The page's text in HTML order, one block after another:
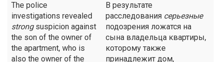
The police
investigations revealed
strongsuspicion against
the son of the owner of
the apartment, who is
also the owner of the
В результате
расследования серьезные
подозрения ложатся на
сына владельца квартиры,
которому также
принадлежит дом,